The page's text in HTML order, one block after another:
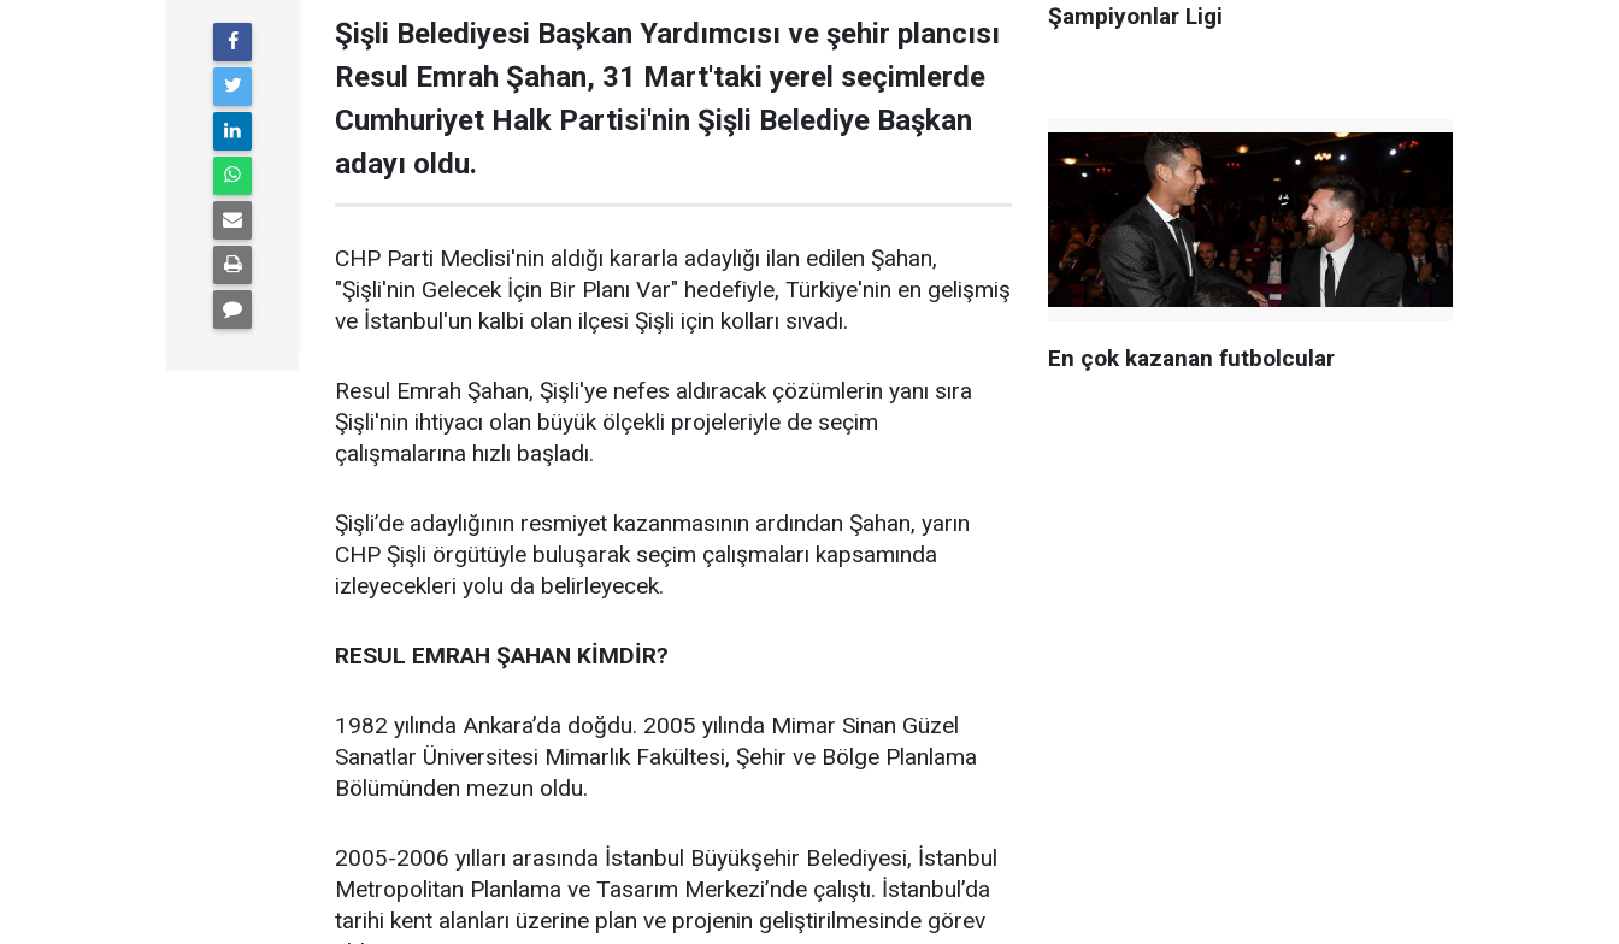
Şişli Belediyesi Başkan Yardımcısı ve şehir plancısı
Resul Emrah Şahan, 31 Mart'taki yerel seçimlerde
Cumhuriyet Halk Partisi'nin Şişli Belediye Başkan
adayı oldu.
CHP Parti Meclisi'nin aldığı kararla adaylığı ilan edilen Şahan,
"Şişli'nin Gelecek İçin Bir Planı Var" hedefiyle, Türkiye'nin en gelişmiş
ve İstanbul'un kalbi olan ilçesi Şişli için kolları sıvadı.
Resul Emrah Şahan, Şişli'ye nefes aldıracak çözümlerin yanı sıra
Şişli'nin ihtiyacı olan büyük ölçekli projeleriyle de seçim
çalışmalarına hızlı başladı.
Şişli’de adaylığının resmiyet kazanmasının ardından Şahan, yarın
CHP Şişli örgütüyle buluşarak seçim çalışmaları kapsamında
izleyecekleri yolu da belirleyecek.
RESUL EMRAH ŞAHAN KİMDİR?
1982 yılında Ankara’da doğdu. 2005 yılında Mimar Sinan Güzel
Sanatlar Üniversitesi Mimarlık Fakültesi, Şehir ve Bölge Planlama
Bölümünden mezun oldu.
2005-2006 yılları arasında İstanbul Büyükşehir Belediyesi, İstanbul
Metropolitan Planlama ve Tasarım Merkezi’nde çalıştı. İstanbul’da
tarihi kent alanları üzerine plan ve projenin geliştirilmesinde görev
Şampiyonlar Ligi
En çok kazanan futbolcular